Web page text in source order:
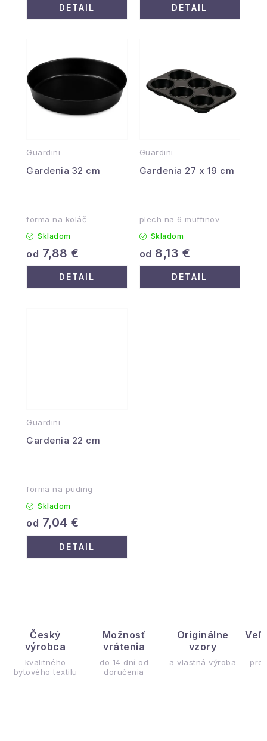
Český
výrobca
kvalitného
bytového textilu
Možnosť
vrátenia
do 14 dní od
doručenia
Originálne
vzory
a vlastná výroba pre
DETAIL DETAIL
Guardini
Gardenia 32 cm
forma na koláč
Skladom
od 7,88 €
DETAIL
Guardini
Gardenia 27 x 19 cm
plech na 6 muffinov
Skladom
od 8,13 €
DETAIL
Guardini
Gardenia 22 cm
forma na puding
Skladom
od 7,04 €
DETAIL